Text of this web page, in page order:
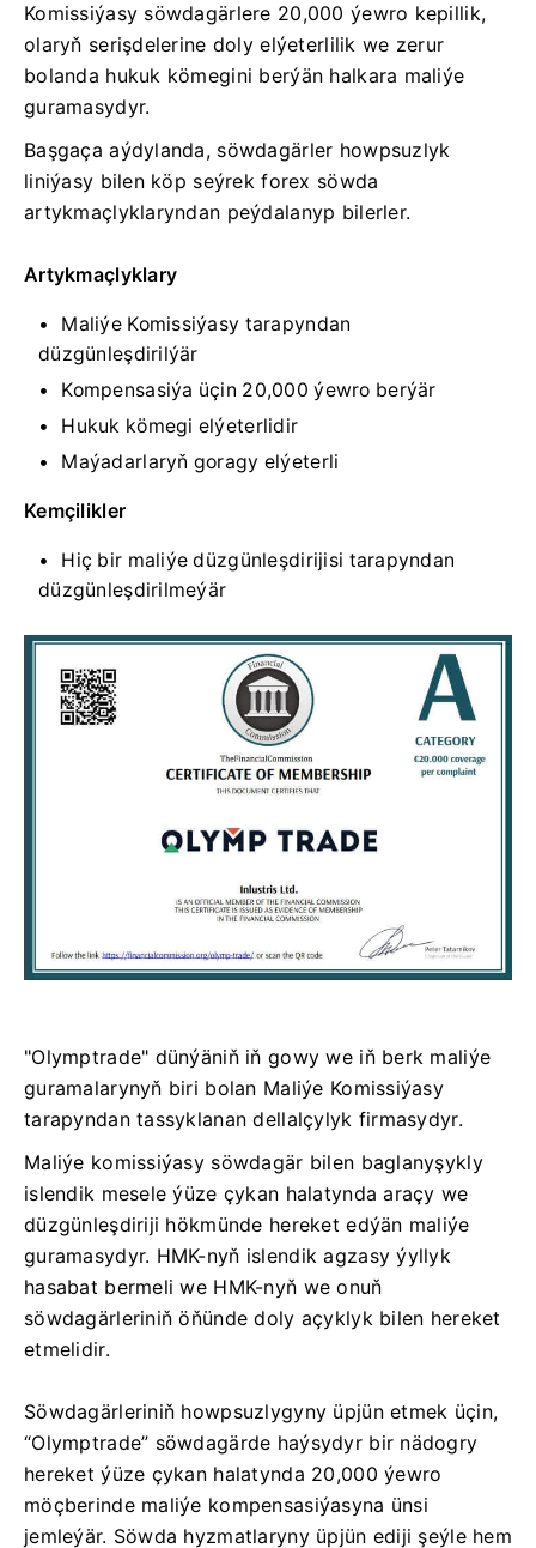
Komissiýasy söwdagärlere 20,000 ýewro kepillik,
olaryň serişdelerine doly elýeterlilik we zerur
bolanda hukuk kömegini berýän halkara maliýe
guramasydyr.
Başgaça aýdylanda, söwdagärler howpsuzlyk
liniýasy bilen köp seýrek forex söwda
artykmaçlyklaryndan peýdalanyp bilerler.
Artykmaçlyklary
Maliýe Komissiýasy tarapyndan
düzgünleşdirilýär
Kompensasiýa üçin 20,000 ýewro berýär
Hukuk kömegi elýeterlidir
Maýadarlaryň goragy elýeterli
Kemçilikler
Hiç bir maliýe düzgünleşdirijisi tarapyndan
düzgünleşdirilmeýär
"Olymptrade" dünýäniň iň gowy we iň berk maliýe
guramalarynyň biri bolan Maliýe Komissiýasy
tarapyndan tassyklanan dellalçylyk firmasydyr.
Maliýe komissiýasy söwdagär bilen baglanyşykly
islendik mesele ýüze çykan halatynda araçy we
düzgünleşdiriji hökmünde hereket edýän maliýe
guramasydyr. HMK-nyň islendik agzasy ýyllyk
hasabat bermeli we HMK-nyň we onuň
söwdagärleriniň öňünde doly açyklyk bilen hereket
etmelidir.
Söwdagärleriniň howpsuzlygyny üpjün etmek üçin,
“Olymptrade” söwdagärde haýsydyr bir nädogry
hereket ýüze çykan halatynda 20,000 ýewro
möçberinde maliýe kompensasiýasyna ünsi
jemleýär. Söwda hyzmatlaryny üpjün ediji şeýle hem